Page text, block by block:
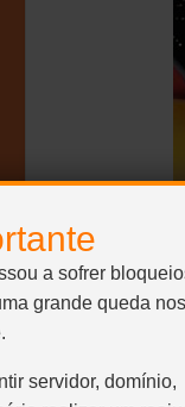
a sofrer
grande queda nos
servidor, domínio,